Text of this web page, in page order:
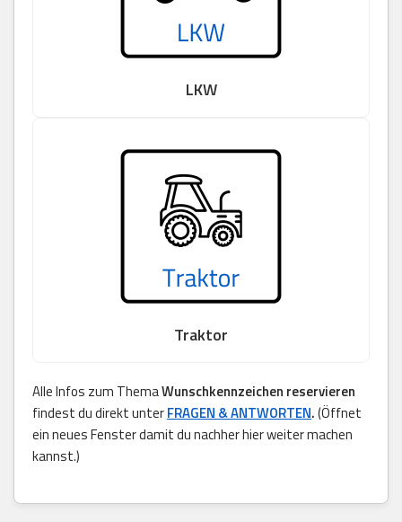
LKW
Traktor
Alle Infos zum ThemaWunschkennzeichen reservieren
findest du direkt unterFRAGEN & ANTWORTEN.(Öffnet
ein neues Fenster damit du nachher hier weiter machen
kannst.)